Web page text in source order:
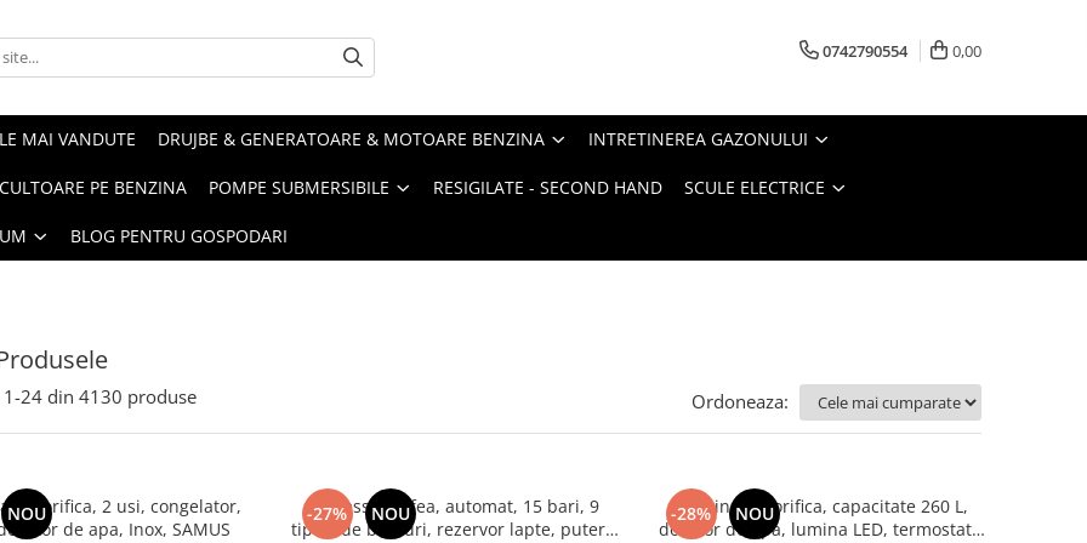
0742790554 0,00
MAI VANDUTE DRUJBE & GENERATOARE & MOTOARE BENZINA INTRETINEREA GAZONULUI
PE BENZINA POMPE SUBMERSIBILE RESIGILATE - SECOND HAND SCULE ELECTRICE
BLOG PENTRU GOSPODARI
1-24 din 4130 produse Ordoneaza:
NOU
frigorifica, 2 usi, congelator,
de apa, Inox, SAMUS
-27% NOU
Espressor cafea, automat, 15 bari, 9
tipuri de bauturi, rezervor lapte, putere
-28% NOU
Combina frigorifica, capacitate 260 L,
dozator de apa, lumina LED, termostat,